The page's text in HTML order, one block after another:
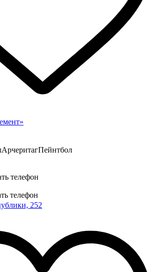
АрчеритагПейнтбол
телефон
телефон
252